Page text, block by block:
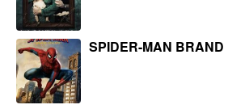
SPIDER-MAN BRAND